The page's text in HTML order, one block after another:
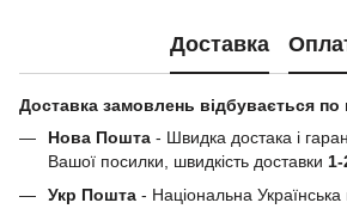
Доставка
Доставка замовлень відбувається по
Нова Пошта - Швидка достака і
Вашої посилки, швидкість доставки 1-
Укр Пошта - Національна